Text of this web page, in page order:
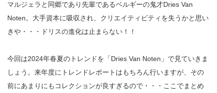
マルジェラと同郷であり先輩であるベルギーの鬼才Dries Van
Noten。大手資本に吸収され、クリエイティビティを失うかと思い
きや・・・ドリスの進化は止まらない！！
今回は2024年春夏のトレンドを「Dries Van Noten」で見ていきま
しょう。来年度にトレンドレポートはもちろん行いますが、その
前にあまりにもコレクションが良すぎるので・・・ここでまとめ